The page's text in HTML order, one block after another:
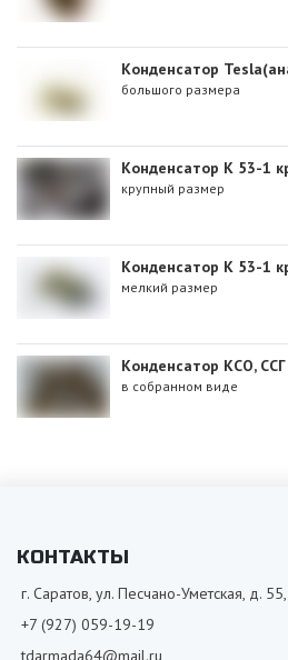
Конденсатор
большого размера
Конденсатор К 53-1
крупный размер
Конденсатор К 53-1
мелкий размер
Конденсатор КСО,
в собранном виде
КОНТАКТЫ
г. Саратов, ул. Песчано-Уметская, д.
+7 (927) 059-19-19
tdarmada64@mail.ru